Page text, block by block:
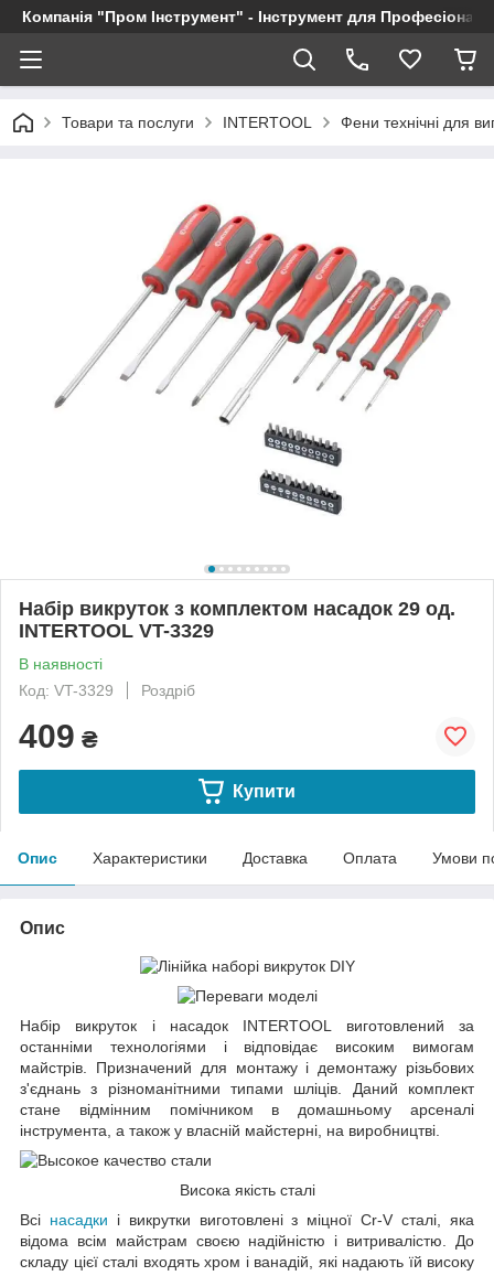
Компанія "Пром Інструмент" - Інструмент для
Товари та послуги INTERTOOL Фени технічні для
Набір викруток з комплектом насадок 29 од.
INTERTOOL VT-3329
В наявності
Код: VT-3329
Роздріб
409 ₴
Купити
Опис Характеристики Доставка Оплата Умови
Опис
Набір викруток і насадок INTERTOOL виготовлений за
останніми технологіями і відповідає високим вимогам
майстрів. Призначений для монтажу і демонтажу різьбових
з'єднань з різноманітними типами шліців. Даний комплект
стане відмінним помічником в домашньому арсеналі
інструмента, а також у власній майстерні, на виробництві.
Висока якість сталі
Всі насадки і викрутки виготовлені з міцної Cr-V сталі, яка
відома всім майстрам своєю надійністю і витривалістю. До
складу цієї сталі входять хром і ванадій, які надають їй високу